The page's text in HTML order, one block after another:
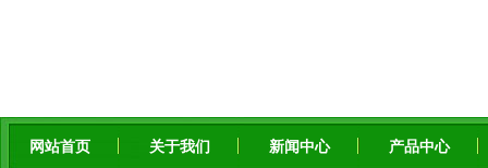
网站首页 关于我们 新闻中心 产品中心